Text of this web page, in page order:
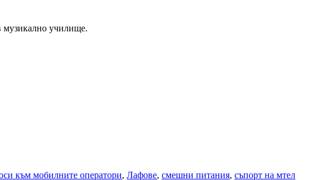
музикално училище.
към мобилните оператори, Лафове, смешни питания, съпорт на мтел